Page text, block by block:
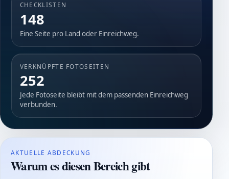
CHECKLISTEN
148
Eine Seite pro Land oder Einreichweg.
VERKNÜPFTE FOTOSEITEN
252
Jede Fotoseite bleibt mit dem passenden Einreichweg
verbunden.
AKTUELLE ABDECKUNG
Warum es diesen Bereich gibt